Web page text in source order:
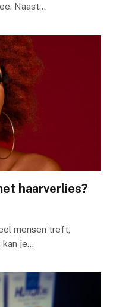
Naast…
haarverlies?
mensen treft,
je…